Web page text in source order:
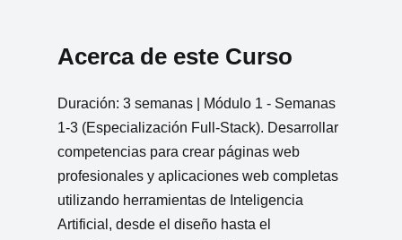
Acerca de este Curso
Duración: 3 semanas | Módulo 1 - Semanas
1-3 (Especialización Full-Stack). Desarrollar
competencias para crear páginas web
profesionales y aplicaciones web completas
utilizando herramientas de Inteligencia
Artificial, desde el diseño hasta el